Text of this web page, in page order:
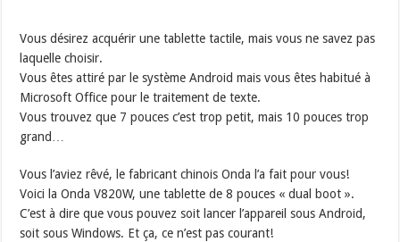
Vous désirez acquérir une tablette tactile, mais vous ne savez pas
laquelle choisir.
Vous êtes attiré par le système Android mais vous êtes habitué à
Microsoft Office pour le traitement de texte.
Vous trouvez que 7 pouces c’est trop petit, mais 10 pouces trop
grand…
Vous l’aviez rêvé, le fabricant chinois Onda l’a fait pour vous!
Voici la Onda V820W, une tablette de 8 pouces « dual boot ».
C’est à dire que vous pouvez soit lancer l’appareil sous Android,
soit sous Windows. Et ça, ce n’est pas courant!